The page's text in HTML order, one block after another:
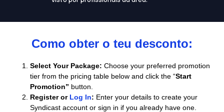
Como obter o teu desconto:
Select Your Package: Choose your preferred promotion
tier from the pricing table below and click the “Start
Promotion” button.
Register or Log In: Enter your details to create your
Syndicast account or sign in if you already have one.